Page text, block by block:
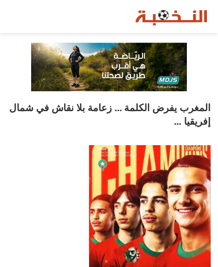
المغرب يفرض الكلمة … زعامة بلا نقاش في شمال
إفريقيا …